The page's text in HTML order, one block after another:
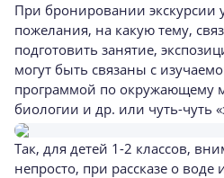
При бронировании экскурсии
пожелания, на какую тему,
подготовить занятие,
могут быть связаны с
программой по окружающему
биологии и др. или чуть-чуть
Так, для детей 1-2 классов,
непросто, при рассказе о воде